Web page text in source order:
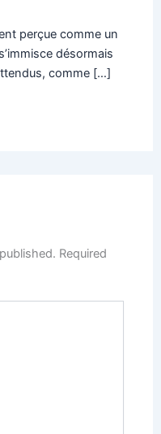
perçue comme un
désormais
comme […]
Required